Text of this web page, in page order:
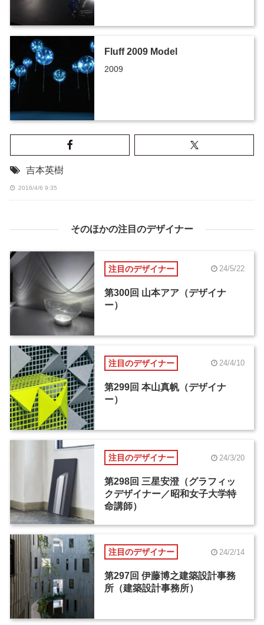
Fluff 2009 Model
2009
吉本英樹
2016/4/6 9:35
そのほかの注目のデザイナー
注目のデザイナー 24/5/22
第300回 山本アア（デザイナ
ー）
注目のデザイナー 24/4/10
第299回 本山真帆（デザイナ
ー）
注目のデザイナー 24/3/20
第298回 三星安澄（グラフィッ
クデザイナー／昭和女子大学特
命講師）
注目のデザイナー 24/2/14
第297回 伊藤博之建築設計事務
所（建築設計事務所）